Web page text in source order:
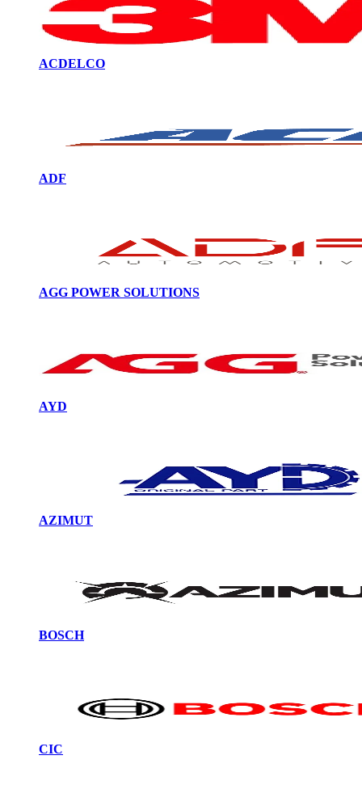
ACDELCO
ADF
AGG POWER SOLUTIONS
AYD
AZIMUT
BOSCH
CIC